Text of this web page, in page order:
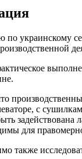
украинскому
с
задействована
для
также